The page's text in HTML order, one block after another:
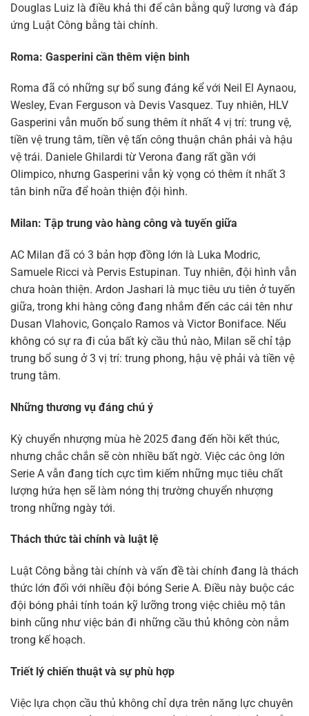
Douglas Luiz là điều khả thi để cân bằng quỹ lương và đáp
ứng Luật Công bằng tài chính.
Roma: Gasperini cần thêm viện binh
Roma đã có những sự bổ sung đáng kể với Neil El Aynaou,
Wesley, Evan Ferguson và Devis Vasquez. Tuy nhiên, HLV
Gasperini vẫn muốn bổ sung thêm ít nhất 4 vị trí: trung vệ,
tiền vệ trung tâm, tiền vệ tấn công thuận chân phải và hậu
vệ trái. Daniele Ghilardi từ Verona đang rất gần với
Olimpico, nhưng Gasperini vẫn kỳ vọng có thêm ít nhất 3
tân binh nữa để hoàn thiện đội hình.
Milan: Tập trung vào hàng công và tuyến giữa
AC Milan đã có 3 bản hợp đồng lớn là Luka Modric,
Samuele Ricci và Pervis Estupinan. Tuy nhiên, đội hình vẫn
chưa hoàn thiện. Ardon Jashari là mục tiêu ưu tiên ở tuyến
giữa, trong khi hàng công đang nhắm đến các cái tên như
Dusan Vlahovic, Gonçalo Ramos và Victor Boniface. Nếu
không có sự ra đi của bất kỳ cầu thủ nào, Milan sẽ chỉ tập
trung bổ sung ở 3 vị trí: trung phong, hậu vệ phải và tiền vệ
trung tâm.
Những thương vụ đáng chú ý
Kỳ chuyển nhượng mùa hè 2025 đang đến hồi kết thúc,
nhưng chắc chắn sẽ còn nhiều bất ngờ. Việc các ông lớn
Serie A vẫn đang tích cực tìm kiếm những mục tiêu chất
lượng hứa hẹn sẽ làm nóng thị trường chuyển nhượng
trong những ngày tới.
Thách thức tài chính và luật lệ
Luật Công bằng tài chính và vấn đề tài chính đang là thách
thức lớn đối với nhiều đội bóng Serie A. Điều này buộc các
đội bóng phải tính toán kỹ lưỡng trong việc chiêu mộ tân
binh cũng như việc bán đi những cầu thủ không còn nằm
trong kế hoạch.
Triết lý chiến thuật và sự phù hợp
Việc lựa chọn cầu thủ không chỉ dựa trên năng lực chuyên